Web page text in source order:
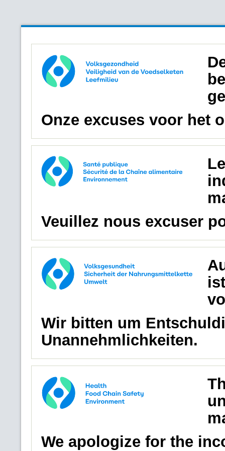
Onze excuses voor het
Veuillez nous excuser
Wir bitten um
Unannehmlichkeiten.
We apologize for the